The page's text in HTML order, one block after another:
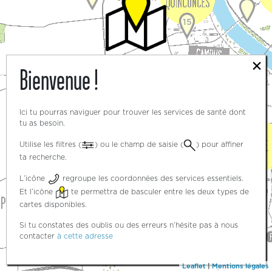
15
3
×
Bienvenue !
Ici tu pourras naviguer pour trouver les services de santé dont
tu as besoin.
Utilise les filtres ( ) ou le champ de saisie (
) pour affiner
ta recherche.
L’icône
regroupe les coordonnées des services essentiels.
Et l’icône
te permettra de basculer entre les deux types de
cartes disponibles.
Si tu constates des oublis ou des erreurs n’hésite pas à nous
contacter à cette adresse
Leaflet|Mentions légales